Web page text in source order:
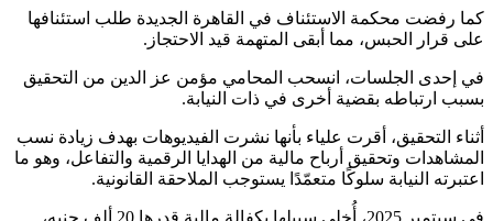
كما رفضت محكمة الاستئناف في القاهرة الجديدة طلب استئنافها
على قرار الحبس، مما أبقى المتهمة قيد الاحتجاز.
في إحدى الجلسات، انسحب المحامي مؤمن عز الدين من التحقيق
بسبب ارتباطه بقضية أخرى في ذات النيابة.
أثناء التحقيق، أقرت علياء بأنها نشرت الفيديوهات بهدف زيادة نسب
المشاهدات وتحقيق أرباح مالية من الهدايا الرقمية والتفاعل، وهو ما
اعتبرته النيابة سلوكًا متعمّدًا يستوجب الملاحقة القانونية.
في سبتمبر 2025، أُخلي سبيلها بكفالة مالية قدرها 20 ألف جنيه،